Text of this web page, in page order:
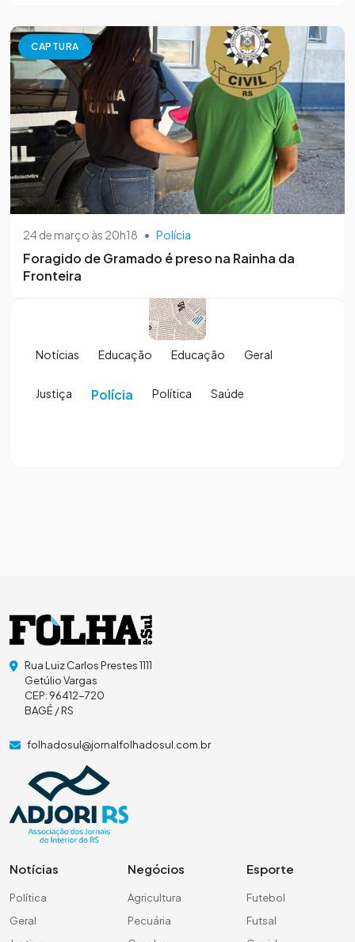
CAPTURA
24 de março às 20h18 • Polícia
Foragido de Gramado é preso na Rainha da
Fronteira
Notícias Educação Educação Geral
Justiça Polícia Política Saúde
Rua Luiz Carlos Prestes 1111
Getúlio Vargas
CEP: 96412-720
BAGÉ / RS
folhadosul@jornalfolhadosul.com.br
Notícias
Política
Geral
Negócios
Agricultura
Pecuária
Esporte
Futebol
Futsal